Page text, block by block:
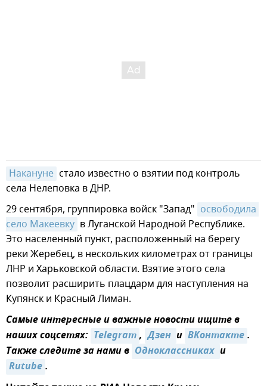
Накануне стало известно о взятии под контроль
села Нелеповка в ДНР.
29 сентября, группировка войск "Запад" освободила
село Макеевку в Луганской Народной Республике.
Это населенный пункт, расположенный на берегу
реки Жеребец, в нескольких километрах от границы
ЛНР и Харьковской области. Взятие этого села
позволит расширить плацдарм для наступления на
Купянск и Красный Лиман.
Самые интересные и важные новости ищите в
наших соцсетях: Telegram, Дзен и ВКонтакте.
Также следите за нами в Одноклассниках и
Rutube.